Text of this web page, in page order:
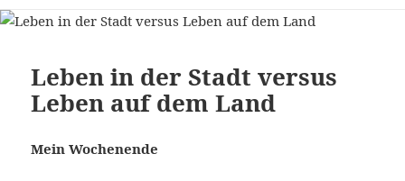
Leben in der Stadt versus
Leben auf dem Land
Mein Wochenende